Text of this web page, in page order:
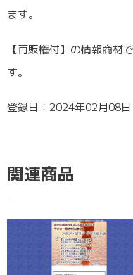
ます。
【再販権付】の情報商材
す。
登録日：2024年02月08日
関連商品